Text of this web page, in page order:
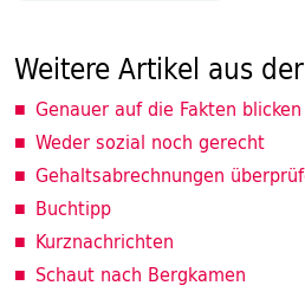
Weitere Artikel aus
Genauer auf die Fakten blicken
Weder sozial noch gerecht
Gehaltsabrechnungen
Buchtipp
Kurznachrichten
Schaut nach Bergkamen